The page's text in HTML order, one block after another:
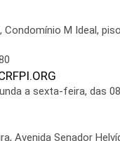
Condomínio M Ideal,
a sexta-feira, das
Avenida Senador